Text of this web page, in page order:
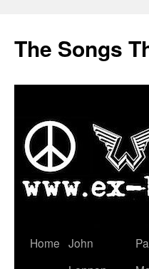
The Songs
Zum
Home John